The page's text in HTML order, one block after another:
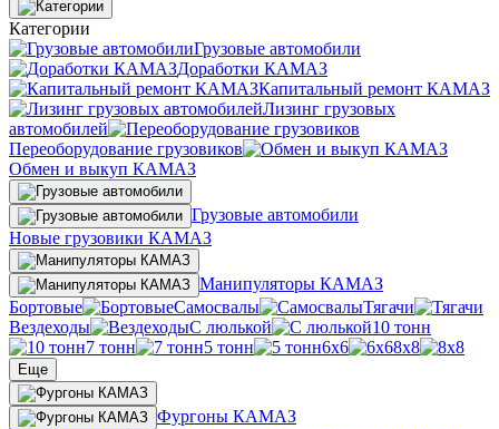
Категории
Грузовые автомобили
Доработки КАМАЗ
Капитальный ремонт КАМАЗ
Лизинг грузовых
автомобилей
Переоборудование грузовиков
Обмен и выкуп КАМАЗ
Грузовые автомобили
Новые грузовики КАМАЗ
Манипуляторы КАМАЗ
Бортовые
Самосвалы
Тягачи
Вездеходы
С люлькой
10 тонн
7 тонн
5 тонн 6х6 8х8
Еще
Фургоны КАМАЗ